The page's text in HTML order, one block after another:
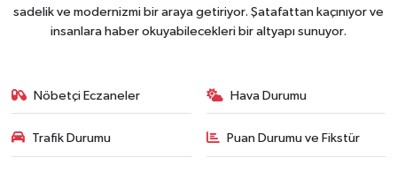
sadelik ve modernizmi bir araya getiriyor. Şatafattan kaçınıyor ve
insanlara haber okuyabilecekleri bir altyapı sunuyor.
Nöbetçi Eczaneler Hava Durumu
Trafik Durumu Puan Durumu ve Fikstür